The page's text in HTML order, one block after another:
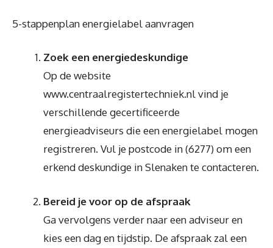
5-stappenplan energielabel aanvragen
Zoek een energiedeskundige
Op de website
www.centraalregistertechniek.nl vind je
verschillende gecertificeerde
energieadviseurs die een energielabel mogen
registreren. Vul je postcode in (6277) om een
erkend deskundige in Slenaken te contacteren.
Bereid je voor op de afspraak
Ga vervolgens verder naar een adviseur en
kies een dag en tijdstip. De afspraak zal een